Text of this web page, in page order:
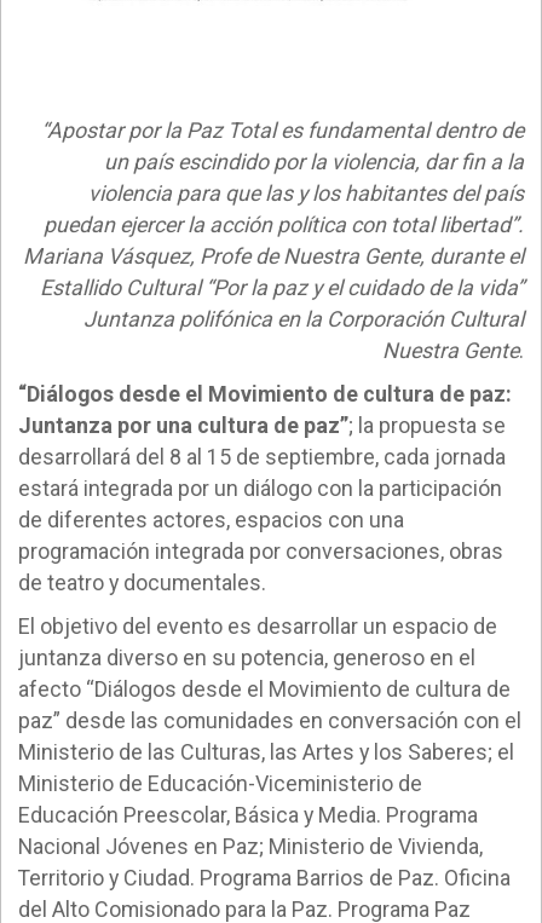
“Apostar por la Paz Total es fundamental dentro de
un país escindido por la violencia, dar fin a la
violencia para que las y los habitantes del país
puedan ejercer la acción política con total libertad”.
Mariana Vásquez, Profe de Nuestra Gente, durante el
Estallido Cultural “Por la paz y el cuidado de la vida”
Juntanza polifónica en la Corporación Cultural
Nuestra Gente.
“Diálogos desde el Movimiento de cultura de paz:
Juntanza por una cultura de paz”; la propuesta se
desarrollará del 8 al 15 de septiembre, cada jornada
estará integrada por un diálogo con la participación
de diferentes actores, espacios con una
programación integrada por conversaciones, obras
de teatro y documentales.
El objetivo del evento es desarrollar un espacio de
juntanza diverso en su potencia, generoso en el
afecto “Diálogos desde el Movimiento de cultura de
paz” desde las comunidades en conversación con el
Ministerio de las Culturas, las Artes y los Saberes; el
Ministerio de Educación-Viceministerio de
Educación Preescolar, Básica y Media. Programa
Nacional Jóvenes en Paz; Ministerio de Vivienda,
Territorio y Ciudad. Programa Barrios de Paz. Oficina
del Alto Comisionado para la Paz. Programa Paz